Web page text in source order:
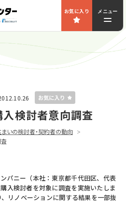
お気に入り メニュー
検討者意向調査
いの検討者・契約者の動向
パニー（本社：東京都千代田区、代表
入検討者を対象に調査を実施いたしま
リノベーションに関する結果を一部抜